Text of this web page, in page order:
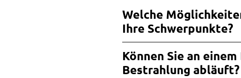
Welche
Ihre Schwerpunkte?
Können Sie an
Bestrahlung abläuft?